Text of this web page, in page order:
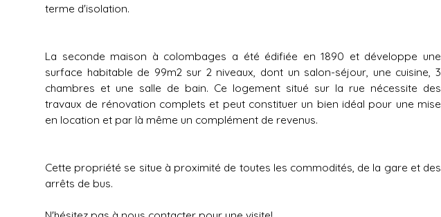
terme d'isolation.
La seconde maison à colombages a été édifiée en 1890 et développe une
surface habitable de 99m2 sur 2 niveaux, dont un salon-séjour, une cuisine, 3
chambres et une salle de bain. Ce logement situé sur la rue nécessite des
travaux de rénovation complets et peut constituer un bien idéal pour une mise
en location et par là même un complément de revenus.
Cette propriété se situe à proximité de toutes les commodités, de la gare et des
arrêts de bus.